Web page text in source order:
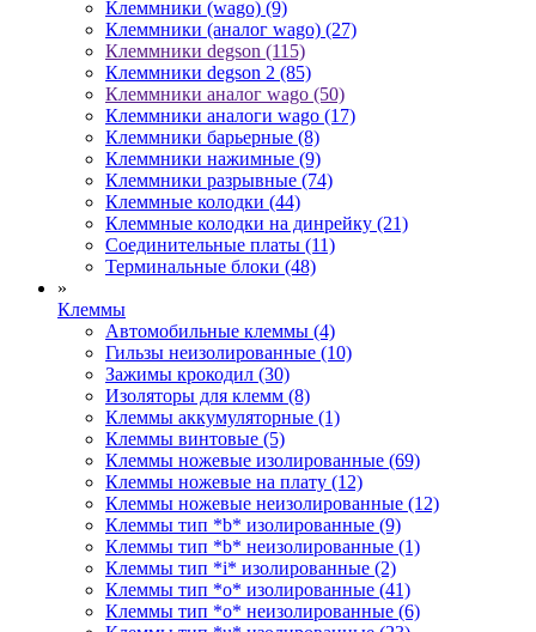
Клеммники (wago) (9)
Клеммники (аналог wago) (27)
Клеммники degson (115)
Клеммники degson 2 (85)
Клеммники аналог wago (50)
Клеммники аналоги wago (17)
Клеммники барьерные (8)
Клеммники нажимные (9)
Клеммники разрывные (74)
Клеммные колодки (44)
Клеммные колодки на динрейку (21)
Соединительные платы (11)
Терминальные блоки (48)
»
Клеммы
Автомобильные клеммы (4)
Гильзы неизолированные (10)
Зажимы крокодил (30)
Изоляторы для клемм (8)
Клеммы аккумуляторные (1)
Клеммы винтовые (5)
Клеммы ножевые изолированные (69)
Клеммы ножевые на плату (12)
Клеммы ножевые неизолированные (12)
Клеммы тип *b* изолированные (9)
Клеммы тип *b* неизолированные (1)
Клеммы тип *i* изолированные (2)
Клеммы тип *o* изолированные (41)
Клеммы тип *o* неизолированные (6)